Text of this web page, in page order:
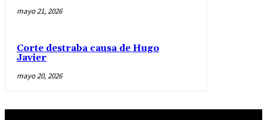
mayo 21, 2026
Corte destraba causa de Hugo
Javier
mayo 20, 2026